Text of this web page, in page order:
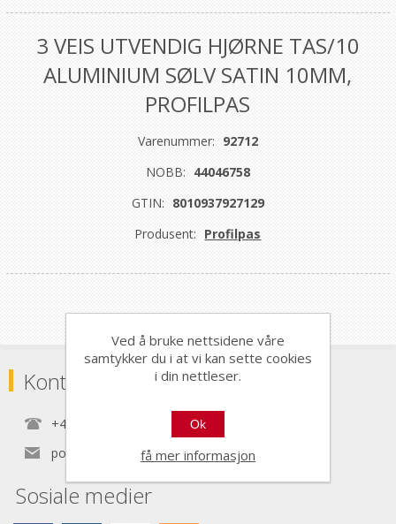
3 VEIS UTVENDIG HJØRNE TAS/10
ALUMINIUM SØLV SATIN 10MM,
PROFILPAS
Varenummer: 92712
NOBB: 44046758
GTIN: 8010937927129
Produsent: Profilpas
Kontaktinformasjon
+47 22 30 40 70
post@nordictools.no
Sosiale medier
Ved å bruke nettsidene våre
samtykker du i at vi kan sette cookies
i din nettleser.
Ok
få mer informasjon